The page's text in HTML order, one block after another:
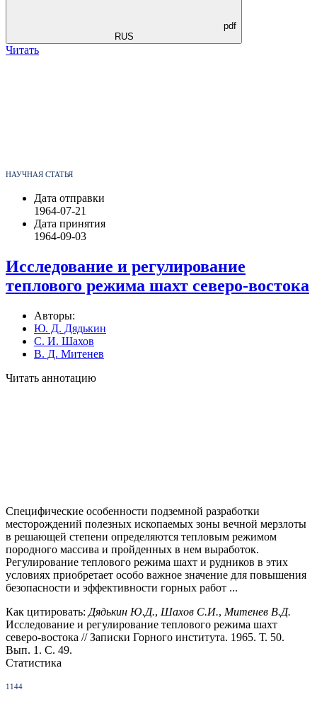
pdf
RUS
Читать
НАУЧНАЯ СТАТЬЯ
Дата отправки
1964-07-21
Дата принятия
1964-09-03
Исследование и регулирование
теплового режима шахт северо-востока
Авторы:
Ю. Д. Дядькин
С. И. Шахов
В. Д. Митенев
Читать аннотацию
Специфические особенности подземной разработки
месторождений полезных ископаемых зоны вечной мерзлоты
в решающей степени определяются тепловым режимом
породного массива и пройденных в нем выработок.
Регулирование теплового режима шахт и рудников в этих
условиях приобретает особо важное значение для повышения
безопасности и эффективности горных работ ...
Как цитировать: Дядькин Ю.Д., Шахов С.И., Митенев В.Д.
Исследование и регулирование теплового режима шахт
северо-востока // Записки Горного института. 1965. Т. 50.
Вып. 1. С. 49.
Статистика
1144